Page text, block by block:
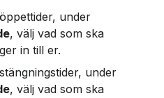
under
, välj vad som ska
in till er.
under
, välj vad som ska